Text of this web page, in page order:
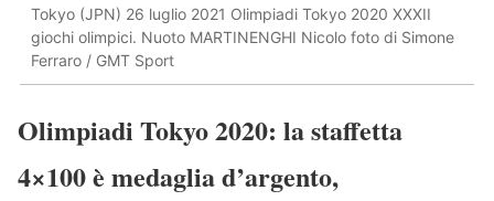
Tokyo (JPN) 26 luglio 2021 Olimpiadi Tokyo 2020 XXXII
giochi olimpici. Nuoto MARTINENGHI Nicolo foto di Simone
Ferraro / GMT Sport
Olimpiadi Tokyo 2020: la staffetta
4×100 è medaglia d’argento,